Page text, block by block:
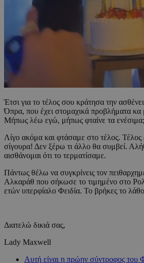
Έτσι για το τέλος σου κράτησα την
Όπρα, που έχει στομαχικά προβλήματα
Μήπως λέω εγώ, μήπως φταίνε τα ενέσιμα;
Λίγο ακόμα και φτάσαμε στο τέλος. Τέλος
σίγουρα! Δεν ξέρω τι άλλο θα συμβεί.
αισθάνομαι ότι το τερματίσαμε.
Πάντως θέλω να συγκρίνεις τον
Αλκαράθ που σήκωσε το τιμημένο στο
ετών υπερφίαλο Φειδία. Το βρήκες το
Διατελώ δικιά σας,
Lady Maxwell
Αυτή είναι η πρώην σύντροφος του